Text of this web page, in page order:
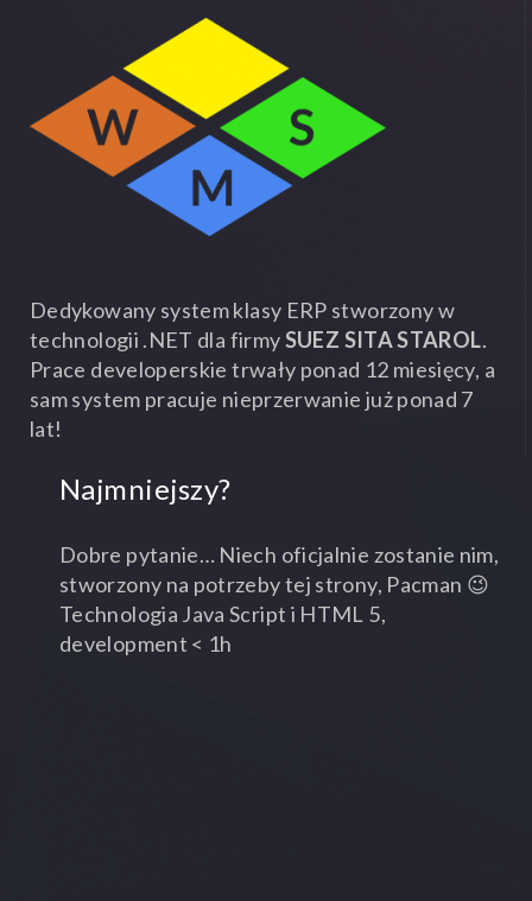
Dedykowany system klasy ERP stworzony w
technologii .NET dla firmySUEZ SITA STAROL.
Prace developerskie trwały ponad 12 miesięcy, a
sam system pracuje nieprzerwanie już ponad 7
lat!
Najmniejszy?
Dobre pytanie… Niech oficjalnie zostanie nim,
stworzony na potrzeby tej strony, Pacman 😉
Technologia Java Script i HTML 5,
development < 1h